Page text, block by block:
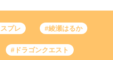
プレ #綾瀬はるか
#ドラゴンクエスト